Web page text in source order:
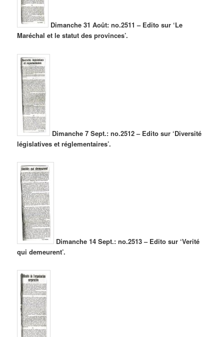
Dimanche 31 Août: no.2511 – Edito sur ‘Le
Maréchal et le statut des provinces’.
Dimanche 7 Sept.: no.2512 – Edito sur ‘Diversité
législatives et réglementaires’.
Dimanche 14 Sept.: no.2513 – Edito sur ‘Verité
qui demeurent’.